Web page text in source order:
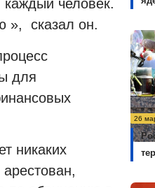
человек.
», сказал он.
для
никаких
26